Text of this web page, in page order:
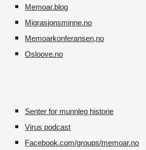
Memoar.blog
M igrasjonsminne.no
Memoarkonferansen,no
Osloove.no
Senter for munnleg historie
Virus podcast
Facebook.com/groups/memoar.no